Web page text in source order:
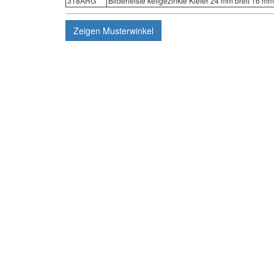
Zeigen Musterwinkel